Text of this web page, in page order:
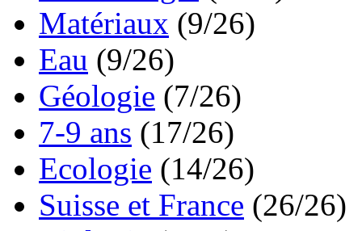
Matériaux (9/26)
Eau (9/26)
Géologie (7/26)
7-9 ans (17/26)
Ecologie (14/26)
Suisse et France (26/26)